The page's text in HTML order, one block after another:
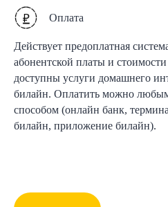
Оплата
Действует предоплатная
абонентской платы и
доступны услуги домашнего
билайн. Оплатить можно
способом (онлайн банк,
билайн, приложение билайн).